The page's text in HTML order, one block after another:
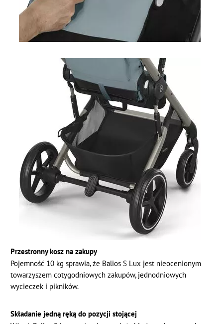
Przestronny kosz na zakupy
Pojemność 10 kg sprawia, że Balios S Lux jest nieocenionym
towarzyszem cotygodniowych zakupów, jednodniowych
wycieczek i pikników.
Składanie jedną ręką do pozycji stojącej